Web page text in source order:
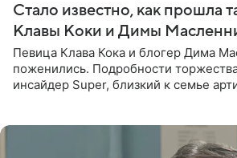
Стало известно, как прошла
Клавы Коки и Димы
Певица Клава Кока и блогер Дима
поженились. Подробности
инсайдер Super, близкий к семье